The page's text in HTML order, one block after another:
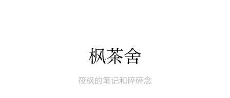
筱枫的笔记和碎碎念